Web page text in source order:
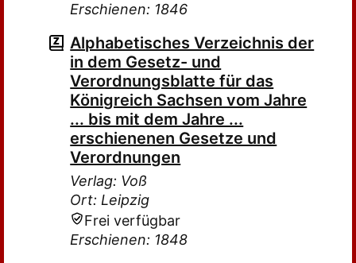
Erschienen: 1846
Alphabetisches Verzeichnis der
in dem Gesetz- und
Verordnungsblatte für das
Königreich Sachsen vom Jahre
... bis mit dem Jahre ...
erschienenen Gesetze und
Verordnungen
Verlag: Voß
Ort: Leipzig
Frei verfügbar
Erschienen: 1848